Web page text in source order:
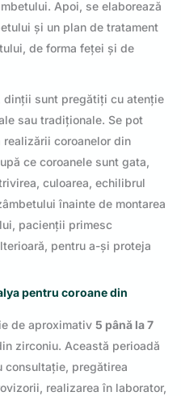
Apoi, se elaborează
și un plan de tratament
de forma feței și de
dinții sunt pregătiți cu atenție
sau tradiționale. Se pot
coroanelor din
ce coroanele sunt gata,
culoarea, echilibrul
înainte de montarea
pacienții primesc
pentru a-și proteja
pentru coroane din
de aproximativ 5 până la 7
zirconiu. Această perioadă
consultație, pregătirea
realizarea în laborator,